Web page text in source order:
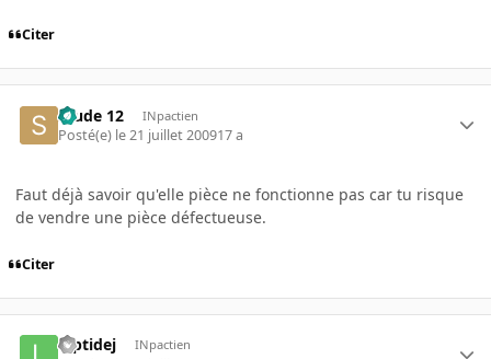
Citer
Stude 12 INpactien
Posté(e) le 21 juillet 200917 a
Faut déjà savoir qu'elle pièce ne fonctionne pas car tu risque
de vendre une pièce défectueuse.
Citer
luptidej INpactien